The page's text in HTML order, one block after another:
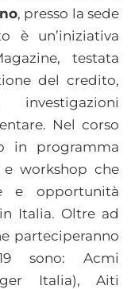
, presso la sede
è un’iniziativa
testata
del credito,
investigazioni
Nel corso
in programma
e workshop che
e opportunità
Italia. Oltre ad
parteciperanno
sono: Acmi
Italia), Aiti